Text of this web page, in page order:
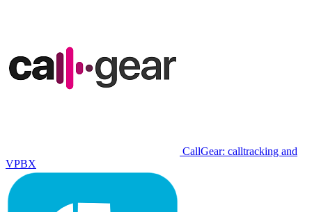
CallGear: calltracking and
VPBX